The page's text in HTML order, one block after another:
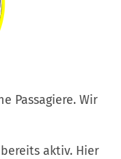
Passagiere. Wir
aktiv. Hier